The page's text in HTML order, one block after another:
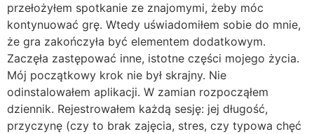
przełożyłem spotkanie ze znajomymi, żeby móc
kontynuować grę. Wtedy uświadomiłem sobie do mnie,
że gra zakończyła być elementem dodatkowym.
Zaczęła zastępować inne, istotne części mojego życia.
Mój początkowy krok nie był skrajny. Nie
odinstalowałem aplikacji. W zamian rozpocząłem
dziennik. Rejestrowałem każdą sesję: jej długość,
przyczynę (czy to brak zajęcia, stres, czy typowa chęć